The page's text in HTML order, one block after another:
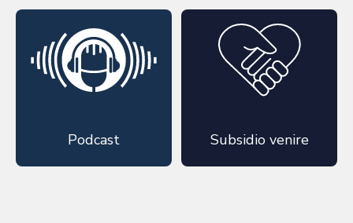
Podcast Subsidio venire